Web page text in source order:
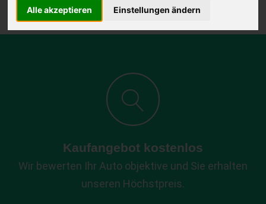
Alle akzeptieren Einstellungen ändern
Wir garantieren 100% Sicherheit.
Kaufangebot kostenlos
Wir bewerten Ihr Auto objektive und Sie erhalten
unseren Höchstpreis.